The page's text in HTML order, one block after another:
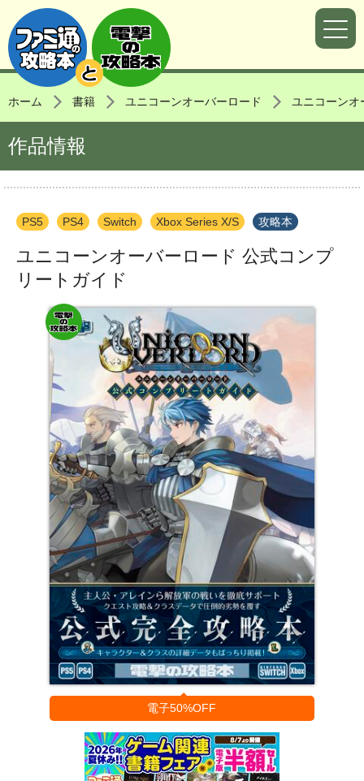
ホーム 書籍 ユニコーンオーバーロード ユニコーン
作品情報
PS5 PS4 Switch Xbox Series X/S 攻略本
ユニコーンオーバーロード 公式コンプ
リートガイド
電子50%OFF